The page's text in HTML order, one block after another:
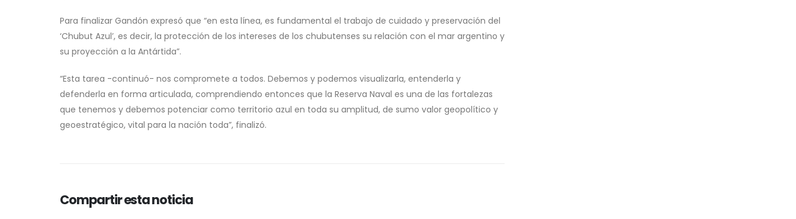
Para finalizar Gandón expresó que “en esta línea, es fundamental el trabajo de cuidado y preservación del
‘Chubut Azul’, es decir, la protección de los intereses de los chubutenses su relación con el mar argentino y
su proyección a la Antártida”.
“Esta tarea -continuó- nos compromete a todos. Debemos y podemos visualizarla, entenderla y
defenderla en forma articulada, comprendiendo entonces que la Reserva Naval es una de las fortalezas
que tenemos y debemos potenciar como territorio azul en toda su amplitud, de sumo valor geopolítico y
geoestratégico, vital para la nación toda”, finalizó.
Compartir esta noticia